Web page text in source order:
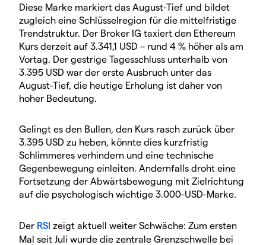
Diese Marke markiert das August-Tief und bildet
zugleich eine Schlüsselregion für die mittelfristige
Trendstruktur. Der Broker IG taxiert den Ethereum
Kurs derzeit auf 3.341,1 USD – rund 4 % höher als am
Vortag. Der gestrige Tagesschluss unterhalb von
3.395 USD war der erste Ausbruch unter das
August-Tief, die heutige Erholung ist daher von
hoher Bedeutung.
Gelingt es den Bullen, den Kurs rasch zurück über
3.395 USD zu heben, könnte dies kurzfristig
Schlimmeres verhindern und eine technische
Gegenbewegung einleiten. Andernfalls droht eine
Fortsetzung der Abwärtsbewegung mit Zielrichtung
auf die psychologisch wichtige 3.000-USD-Marke.
Der RSI zeigt aktuell weiter Schwäche: Zum ersten
Mal seit Juli wurde die zentrale Grenzschwelle bei